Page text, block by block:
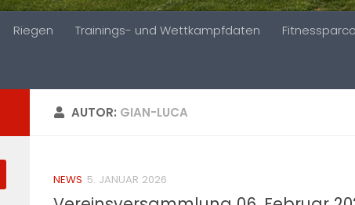
Riegen Trainings- und Wettkampfdaten
AUTOR: GIAN-LUCA
NEWS 5. JANUAR 2026